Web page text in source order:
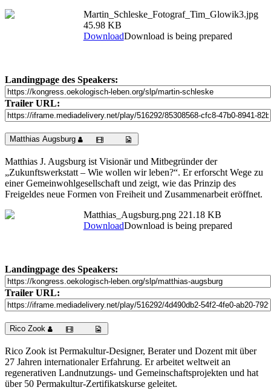
Martin_Schleske_Fotograf_Tim_Glowik3.jpg
45.98 KB
DownloadDownload is being prepared
Landingpage des Speakers:
Trailer URL:
Matthias Augsburg
Matthias J. Augsburg ist Visionär und Mitbegründer der
„Zukunftswerkstatt – Wie wollen wir leben?“. Er erforscht Wege zu
einer Gemeinwohlgesellschaft und zeigt, wie das Prinzip des
Freigeldes neue Formen von Freiheit und Zusammenarbeit eröffnet.
Matthias_Augsburg.png 221.18 KB
DownloadDownload is being prepared
Landingpage des Speakers:
Trailer URL:
Rico Zook
Rico Zook ist Permakultur-Designer, Berater und Dozent mit über
27 Jahren internationaler Erfahrung. Er arbeitet weltweit an
regenerativen Landnutzungs- und Gemeinschaftsprojekten und hat
über 50 Permakultur-Zertifikatskurse geleitet.